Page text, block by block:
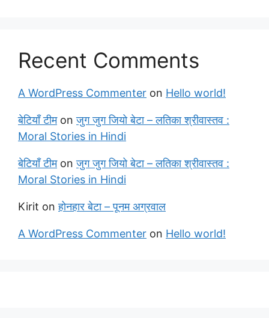
Recent Comments
A WordPress Commenter on Hello world!
बेटियाँ टीमonजुग जुग जियो बेटा – लतिका श्रीवास्तव :
Moral Stories in Hindi
बेटियाँ टीमonजुग जुग जियो बेटा – लतिका श्रीवास्तव :
Moral Stories in Hindi
Kirit onहोनहार बेटा – पूनम अग्रवाल
A WordPress Commenter on Hello world!